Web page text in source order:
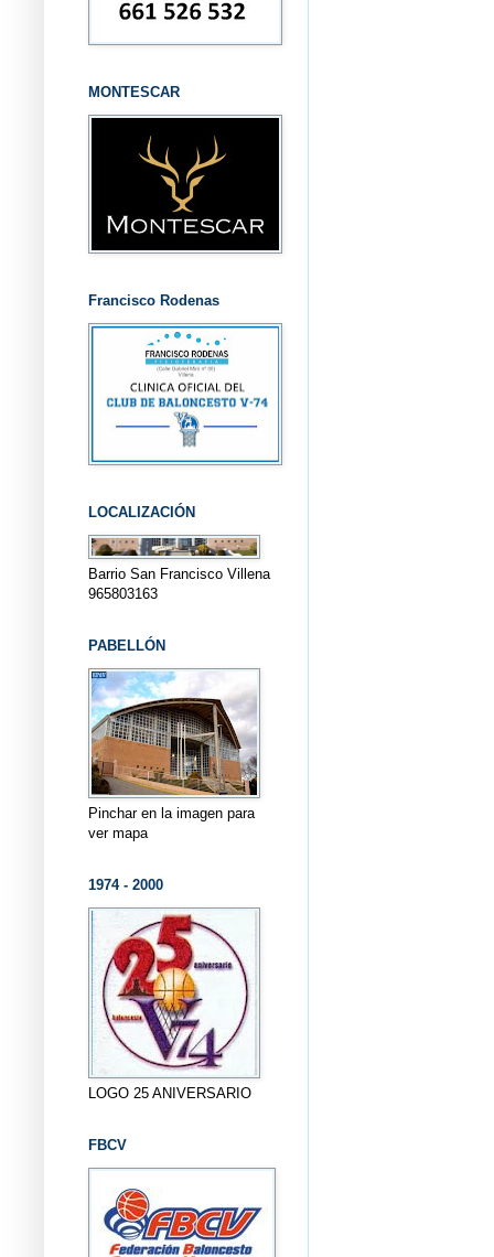
MONTESCAR
Francisco Rodenas
LOCALIZACIÓN
Barrio San Francisco Villena
965803163
PABELLÓN
Pinchar en la imagen para
ver mapa
1974 - 2000
LOGO 25 ANIVERSARIO
FBCV